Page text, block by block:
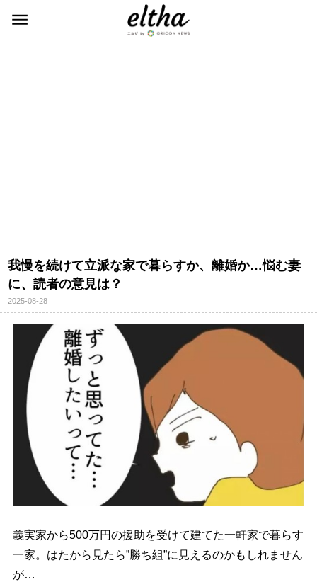
我慢を続けて立派な家で暮らすか、離婚か…悩む妻
に、読者の意見は？
2025-08-28
義実家から500万円の援助を受けて建てた一軒家で暮らす
一家。はたから見たら”勝ち組”に見えるのかもしれません
が…